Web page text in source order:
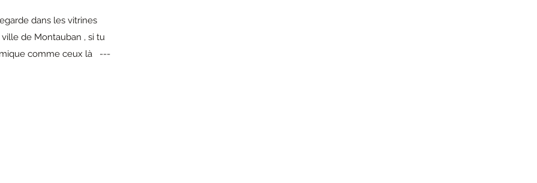
dans les vitrines
de Montauban , si tu
comme ceux là   ---